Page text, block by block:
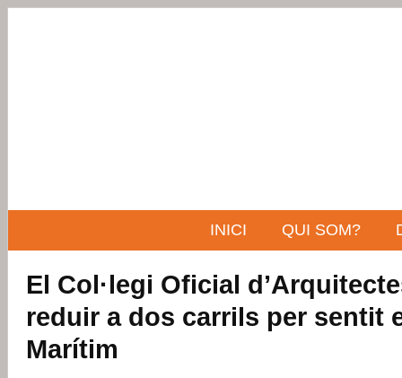
INICI QUI SOM?
El Col·legi Oficial
reduir a dos carrils per sentit
Marítim